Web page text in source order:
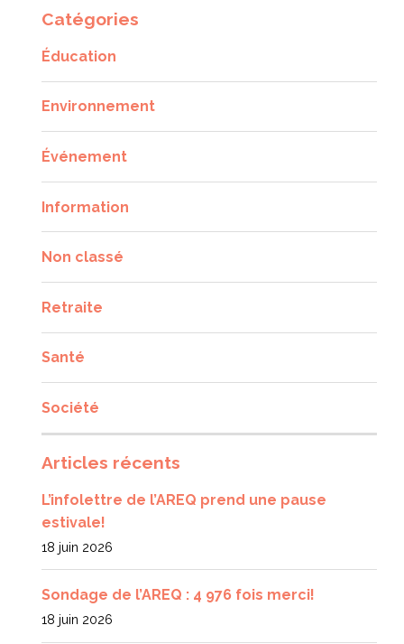
Catégories
Éducation
Environnement
Événement
Information
Non classé
Retraite
Santé
Société
Articles récents
L’infolettre de l’AREQ prend une pause
estivale!
18 juin 2026
Sondage de l’AREQ : 4 976 fois merci!
18 juin 2026